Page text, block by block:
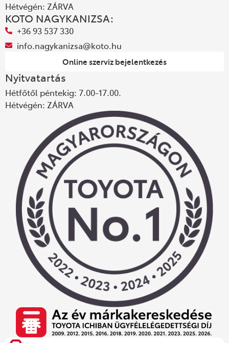
Hétvégén: ZÁRVA
KOTO NAGYKANIZSA:
+36 93 537 330
info.nagykanizsa@koto.hu
Online szerviz bejelentkezés
Nyitvatartás
Hétfőtől péntekig: 7.00-17.00.
Hétvégén: ZÁRVA